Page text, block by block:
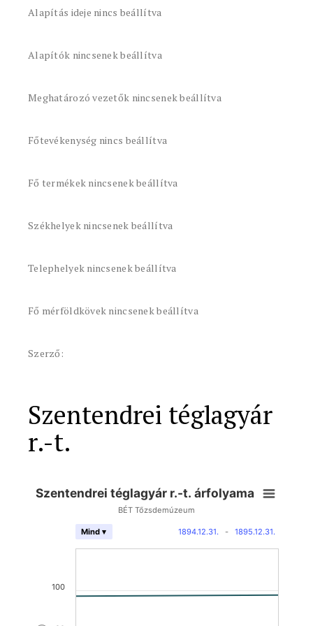
Alapítás ideje nincs beállítva
Alapítók nincsenek beállítva
Meghatározó vezetők nincsenek beállítva
Főtevékenység nincs beállítva
Fő termékek nincsenek beállítva
Székhelyek nincsenek beállítva
Telephelyek nincsenek beállítva
Fő mérföldkövek nincsenek beállítva
Szerző:
Szentendrei téglagyár
r.-t.
Szentendrei téglagyár r.-t. árfolyama
BÉT Tőzsdemúzeum
1894.12.31. - 1895.12.31.
Mind ▾
100